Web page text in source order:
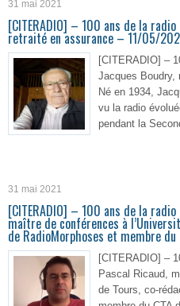
31 mai 2021
[CITERADIO] – 100 ans de la
retraité en assurance – 11/05/
[CITERADIO] –
Jacques Boudry,
Né en 1934,
vu la radio
pendant la
31 mai 2021
[CITERADIO] – 100 ans de la
maître de conférences à
de RadioMorphoses et membre
[CITERADIO] –
Pascal Ricaud,
de Tours, co-